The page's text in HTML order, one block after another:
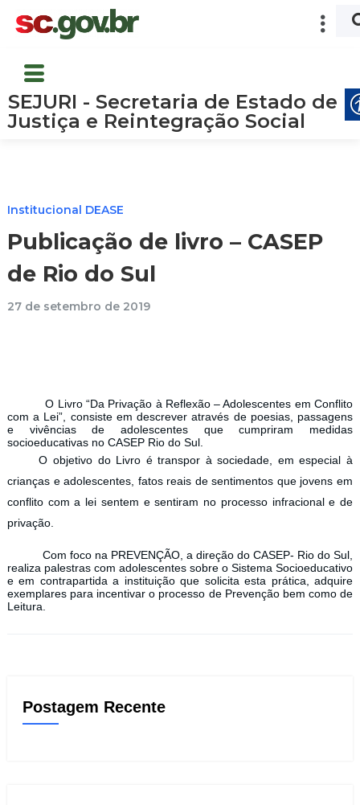
SEJURI - Secretaria de Estado de
Justiça e Reintegração Social
Institucional DEASE
Publicação de livro – CASEP
de Rio do Sul
27 de setembro de 2019
O Livro “Da Privação à Reflexão – Adolescentes em Conflito
com a Lei”, consiste em descrever através de poesias, passagens
e vivências de adolescentes que cumpriram medidas
socioeducativas no CASEP Rio do Sul.
O objetivo do Livro é transpor à sociedade, em especial à
crianças e adolescentes, fatos reais de sentimentos que jovens em
conflito com a lei sentem e sentiram no processo infracional e de
privação.
Com foco na PREVENÇÃO, a direção do CASEP- Rio do Sul,
realiza palestras com adolescentes sobre o Sistema Socioeducativo
e em contrapartida a instituição que solicita esta prática, adquire
exemplares para incentivar o processo de Prevenção bem como de
Leitura.
Postagem Recente